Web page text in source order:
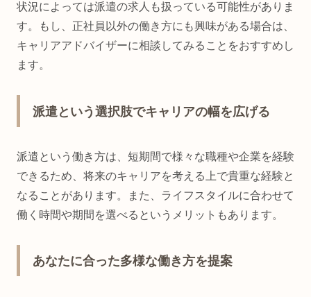
状況によっては派遣の求人も扱っている可能性がありま
す。もし、正社員以外の働き方にも興味がある場合は、
キャリアアドバイザーに相談してみることをおすすめし
ます。
派遣という選択肢でキャリアの幅を広げる
派遣という働き方は、短期間で様々な職種や企業を経験
できるため、将来のキャリアを考える上で貴重な経験と
なることがあります。また、ライフスタイルに合わせて
働く時間や期間を選べるというメリットもあります。
あなたに合った多様な働き方を提案